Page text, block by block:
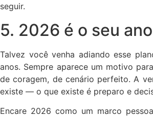
seguir.
5. 2026 é o seu ano
Talvez você venha adiando esse
anos. Sempre aparece um motivo
de coragem, de cenário perfeito. A
existe — o que existe é preparo e
Encare 2026 como um marco